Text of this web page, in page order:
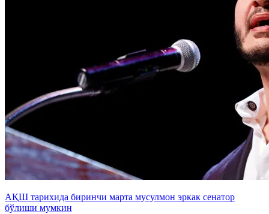
АҚШ тарихида биринчи марта мусулмон эркак сенатор
бўлиши мумкин